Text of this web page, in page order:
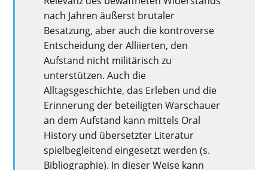
nach Jahren äußerst brutaler
Besatzung, aber auch die kontroverse
Entscheidung der Alliierten, den
Aufstand nicht militärisch zu
unterstützen. Auch die
Alltagsgeschichte, das Erleben und die
Erinnerung der beteiligten Warschauer
an dem Aufstand kann mittels Oral
History und übersetzter Literatur
spielbegleitend eingesetzt werden (s.
Bibliographie). In dieser Weise kann